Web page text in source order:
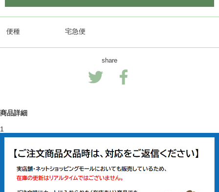
便種 宅急便
share
商品詳細
1